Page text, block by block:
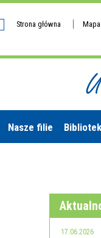
Strona główna
Nasze filie
17.06.2026